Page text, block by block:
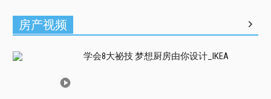
房产视频
学会8大祕技 梦想厨房由你设计_IKEA